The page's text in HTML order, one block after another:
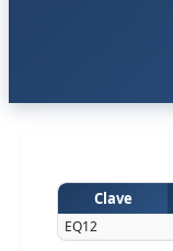
Clave
EQ12